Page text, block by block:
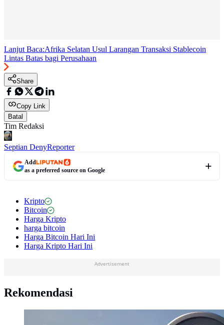
Lanjut Baca:Afrika Selatan Usul Larangan Transaksi Stablecoin
Lintas Batas bagi Perusahaan
Share
Copy Link
Batal
Tim Redaksi
Septian DenyReporter
Add
as a preferred source on Google
Kripto
Bitcoin
Harga Kripto
harga bitcoin
Harga Bitcoin Hari Ini
Harga Kripto Hari Ini
Advertisement
Rekomendasi